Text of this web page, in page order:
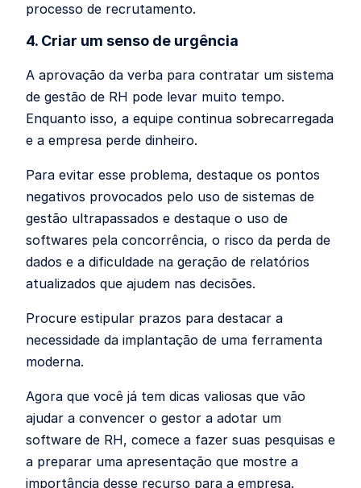
processo de recrutamento.
4. Criar um senso de urgência
A aprovação da verba para contratar um sistema
de gestão de RH pode levar muito tempo.
Enquanto isso, a equipe continua sobrecarregada
e a empresa perde dinheiro.
Para evitar esse problema, destaque os pontos
negativos provocados pelo uso de sistemas de
gestão ultrapassados e destaque o uso de
softwares pela concorrência, o risco da perda de
dados e a dificuldade na geração de relatórios
atualizados que ajudem nas decisões.
Procure estipular prazos para destacar a
necessidade da implantação de uma ferramenta
moderna.
Agora que você já tem dicas valiosas que vão
ajudar a convencer o gestor a adotar um
software de RH, comece a fazer suas pesquisas e
a preparar uma apresentação que mostre a
importância desse recurso para a empresa.